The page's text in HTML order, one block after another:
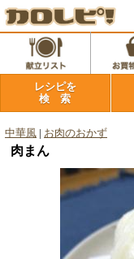
レシピを
検 索
中華風 お肉のおかず
肉まん